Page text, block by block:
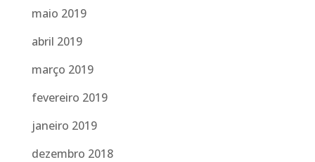
maio 2019
abril 2019
março 2019
fevereiro 2019
janeiro 2019
dezembro 2018